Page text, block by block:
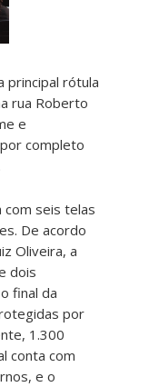
principal rótula
rua Roberto
e
completo
com seis telas
De acordo
Oliveira, a
dois
final da
por
1.300
conta com
e o